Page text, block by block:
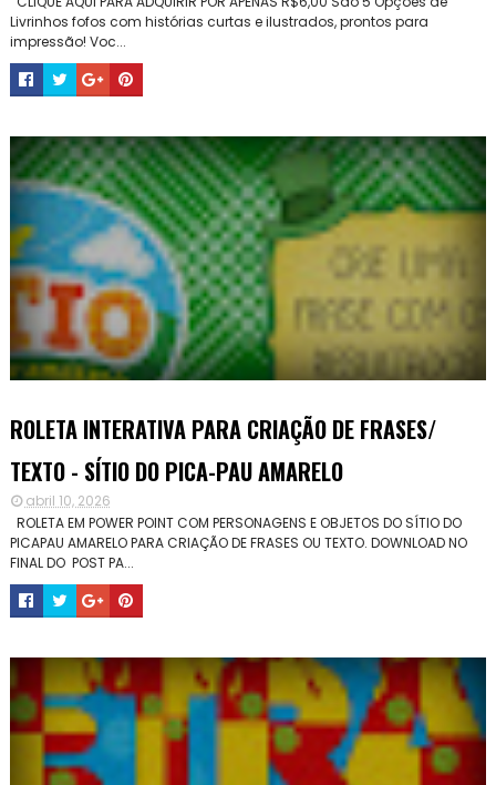
Livrinhos fofos com histórias curtas e ilustrados, prontos para
impressão! Voc...
ROLETA INTERATIVA PARA CRIAÇÃO DE FRASES/
TEXTO - SÍTIO DO PICA-PAU AMARELO
abril 10, 2026
ROLETA EM POWER POINT COM PERSONAGENS E OBJETOS DO SÍTIO DO
PICAPAU AMARELO PARA CRIAÇÃO DE FRASES OU TEXTO. DOWNLOAD NO
FINAL DO POST PA...